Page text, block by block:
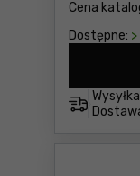
Cena
Dostępne: